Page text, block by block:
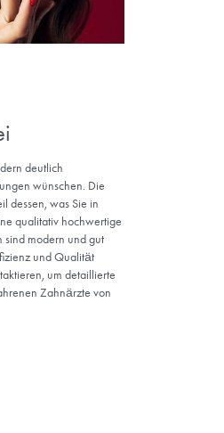
Ihr Lächeln, sondern trägt auch
sowohl in gesundheitlicher als